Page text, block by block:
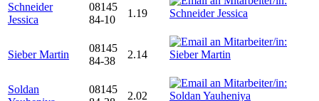
Schneider
Jessica
08145
84-10
1.19
Sieber Martin
08145
84-38
2.14
Soldan
08145
2.02